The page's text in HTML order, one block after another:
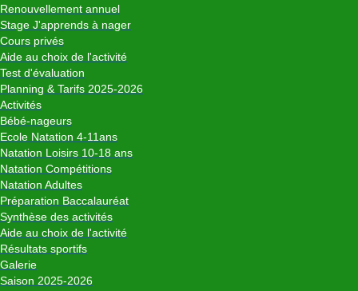
Renouvellement annuel
Stage J'apprends à nager
Cours privés
Aide au choix de l'activité
Test d'évaluation
Planning & Tarifs 2025-2026
Activités
Bébé-nageurs
Ecole Natation 4-11ans
Natation Loisirs 10-18 ans
Natation Compétitions
Natation Adultes
Préparation Baccalauréat
Synthèse des activités
Aide au choix de l'activité
Résultats sportifs
Galerie
Saison 2025-2026